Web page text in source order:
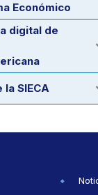
Económico
digital de
SIECA